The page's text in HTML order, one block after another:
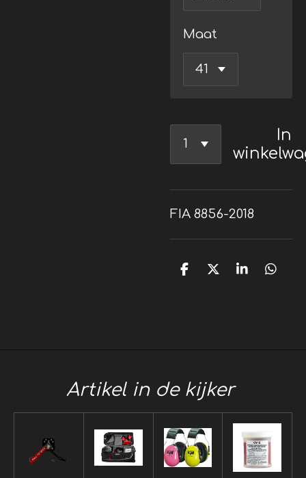
Maat
In
FIA 8856-2018
D
D
S
D
Artikel in de kijker